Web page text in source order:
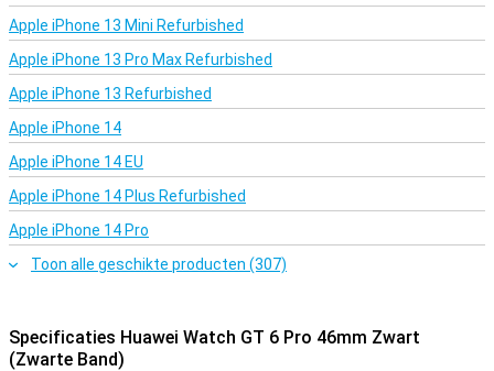
Apple iPhone 13 Mini Refurbished
Apple iPhone 13 Pro Max Refurbished
Apple iPhone 13 Refurbished
Apple iPhone 14
Apple iPhone 14 EU
Apple iPhone 14 Plus Refurbished
Apple iPhone 14 Pro
Toon alle geschikte producten (307)
Specificaties Huawei Watch GT 6 Pro 46mm Zwart
(Zwarte Band)